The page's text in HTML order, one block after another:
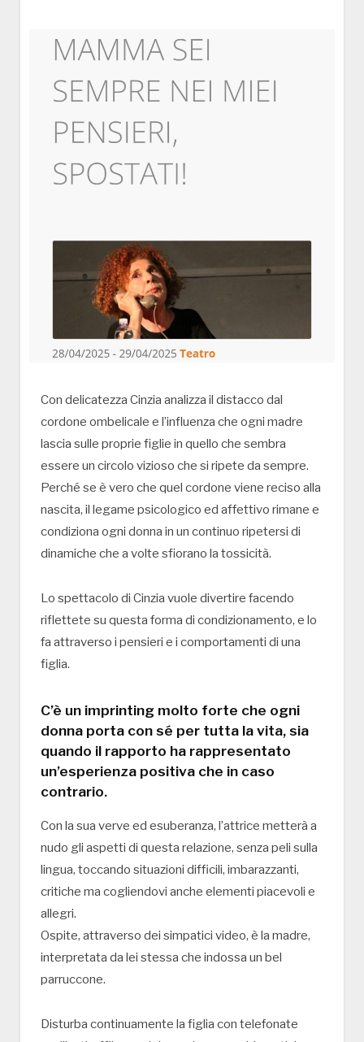
Con delicatezza Cinzia analizza il distacco dal
cordone ombelicale e l’influenza che ogni madre
lascia sulle proprie figlie in quello che sembra
essere un circolo vizioso che si ripete da sempre.
Perché se è vero che quel cordone viene reciso alla
nascita, il legame psicologico ed affettivo rimane e
condiziona ogni donna in un continuo ripetersi di
dinamiche che a volte sfiorano la tossicità.
Lo spettacolo di Cinzia vuole divertire facendo
riflettete su questa forma di condizionamento, e lo
fa attraverso i pensieri e i comportamenti di una
figlia.
C’è un imprinting molto forte che ogni
donna porta con sé per tutta la vita, sia
quando il rapporto ha rappresentato
un’esperienza positiva che in caso
contrario.
Con la sua verve ed esuberanza, l’attrice metterà a
nudo gli aspetti di questa relazione, senza peli sulla
lingua, toccando situazioni difficili, imbarazzanti,
critiche ma cogliendovi anche elementi piacevoli e
allegri.
Ospite, attraverso dei simpatici video, è la madre,
interpretata da lei stessa che indossa un bel
parruccone.
Disturba continuamente la figlia con telefonate